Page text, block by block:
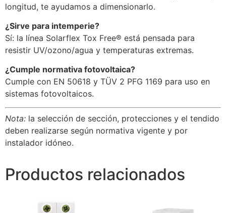
longitud, te ayudamos a dimensionarlo.
¿Sirve para intemperie?
Sí: la línea Solarflex Tox Free® está pensada para
resistir UV/ozono/agua y temperaturas extremas.
¿Cumple normativa fotovoltaica?
Cumple con EN 50618 y TÜV 2 PFG 1169 para uso en
sistemas fotovoltaicos.
Nota: la selección de sección, protecciones y el tendido
deben realizarse según normativa vigente y por
instalador idóneo.
Productos relacionados